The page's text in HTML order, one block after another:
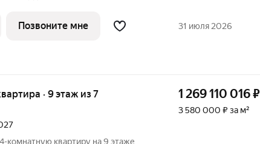
В квартире выполнена
Позвоните мне 31 июля 2026
· 9 этаж из 7
комнатную квартиру на 9 этаже
1 269 110 016₽
3 580 000 ₽ за м²